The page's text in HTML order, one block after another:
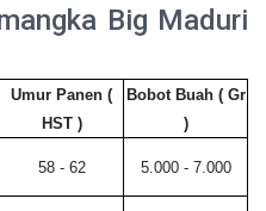
Big Maduri
Umur Panen (
HST )
Bobot Buah ( Gr
)
58 - 62 5.000 - 7.000